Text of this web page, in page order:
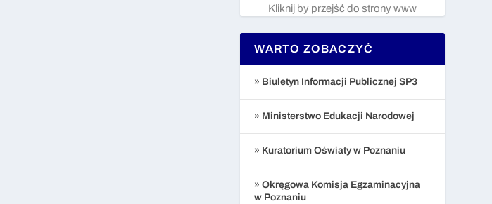
Kliknij by przejść do strony www
WARTO ZOBACZYĆ
» Biuletyn Informacji Publicznej SP3
» Ministerstwo Edukacji Narodowej
» Kuratorium Oświaty w Poznaniu
» Okręgowa Komisja Egzaminacyjna
w Poznaniu